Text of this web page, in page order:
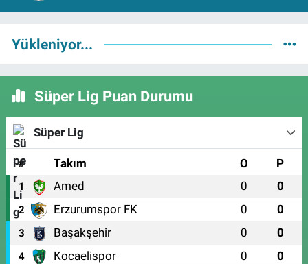
Yükleniyor...
Süper Lig Puan Durumu
Süper Lig
# Takım O P
1 Amed 0 0
2 Erzurumspor FK 0 0
3 Başakşehir 0 0
4 Kocaelispor 0 0